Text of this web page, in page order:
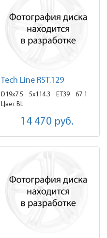
Tech Line RST.129
D19x7.5 5x114.3 ET39
67.1
Цвет BL
14 470 руб.